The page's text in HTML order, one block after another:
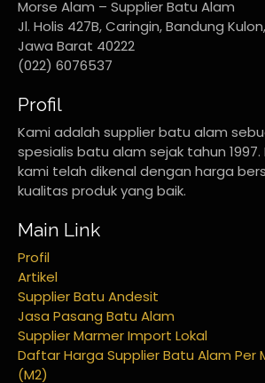
Morse Alam – Supplier Batu Alam
Jl. Holis 427B, Caringin, Bandung
Jawa Barat 40222
(022) 6076537
Profil
Kami adalah supplier batu alam
spesialis batu alam sejak tahun 1997.
kami telah dikenal dengan harga
kualitas produk yang baik.
Main Link
Profil
Artikel
Supplier Batu Andesit
Jasa Pasang Batu Alam
Supplier Marmer Import Lokal
Daftar Harga Supplier Batu Alam Per
(M2)